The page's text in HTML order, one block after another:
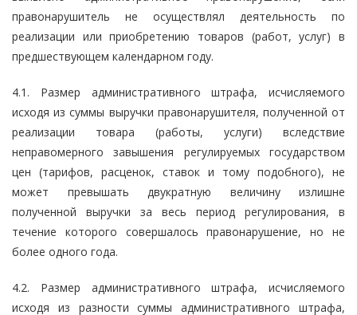
правонарушитель не осуществлял деятельность по
реализации или приобретению товаров (работ, услуг) в
предшествующем календарном году.
4.1. Размер административного штрафа, исчисляемого
исходя из суммы выручки правонарушителя, полученной от
реализации товара (работы, услуги) вследствие
неправомерного завышения регулируемых государством
цен (тарифов, расценок, ставок и тому подобного), не
может превышать двукратную величину излишне
полученной выручки за весь период регулирования, в
течение которого совершалось правонарушение, но не
более одного года.
4.2. Размер административного штрафа, исчисляемого
исходя из разности суммы административного штрафа,